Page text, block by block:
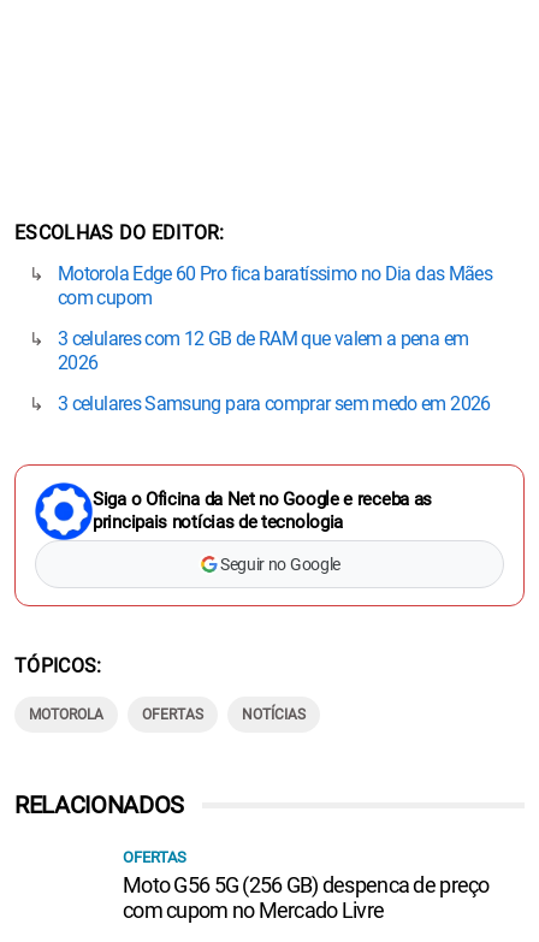
ESCOLHAS DO EDITOR
Motorola Edge 60 Pro fica baratíssimo no Dia das Mães
com cupom
3 celulares com 12 GB de RAM que valem a pena em
2026
3 celulares Samsung para comprar sem medo em 2026
Siga o Oficina da Net no Google e receba as
principais notícias de tecnologia
Seguir no Google
TÓPICOS
MOTOROLA OFERTAS NOTÍCIAS
RELACIONADOS
OFERTAS
Moto G56 5G (256 GB) despenca de preço
com cupom no Mercado Livre